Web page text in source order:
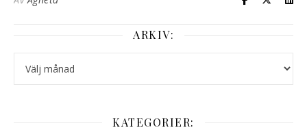
ARKIV:
KATEGORIER: